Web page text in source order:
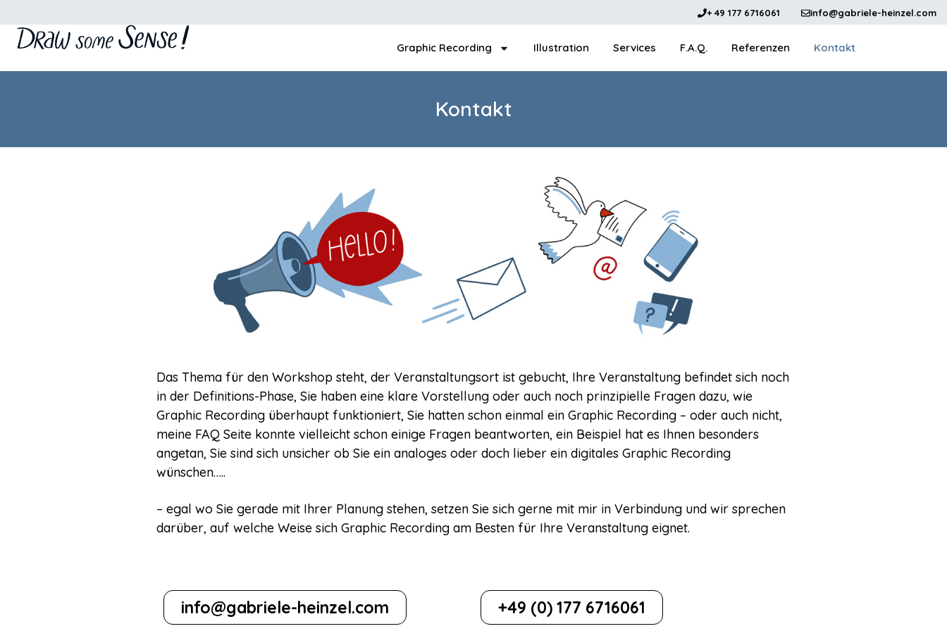
+ 49 177 6716061 info@gabriele-heinzel.com
Graphic Recording Illustration Services F.A.Q. Referenzen Kontakt
Kontakt
Das Thema für den Workshop steht, der Veranstaltungsort ist gebucht, Ihre Veranstaltung befindet sich noch
in der Definitions-Phase, Sie haben eine klare Vorstellung oder auch noch prinzipielle Fragen dazu, wie
Graphic Recording überhaupt funktioniert, Sie hatten schon einmal ein Graphic Recording – oder auch nicht,
meine FAQ Seite konnte vielleicht schon einige Fragen beantworten, ein Beispiel hat es Ihnen besonders
angetan, Sie sind sich unsicher ob Sie ein analoges oder doch lieber ein digitales Graphic Recording
wünschen…..
– egal wo Sie gerade mit Ihrer Planung stehen, setzen Sie sich gerne mit mir in Verbindung und wir sprechen
darüber, auf welche Weise sich Graphic Recording am Besten für Ihre Veranstaltung eignet.
info@gabriele-heinzel.com +49 (0) 177 6716061